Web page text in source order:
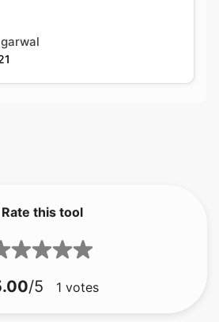
5.00/5 1votes